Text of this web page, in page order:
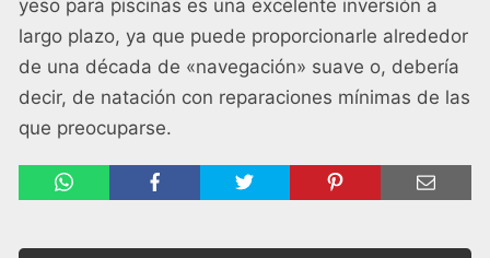
yeso para piscinas es una excelente inversión a
largo plazo, ya que puede proporcionarle alrededor
de una década de «navegación» suave o, debería
decir, de natación con reparaciones mínimas de las
que preocuparse.